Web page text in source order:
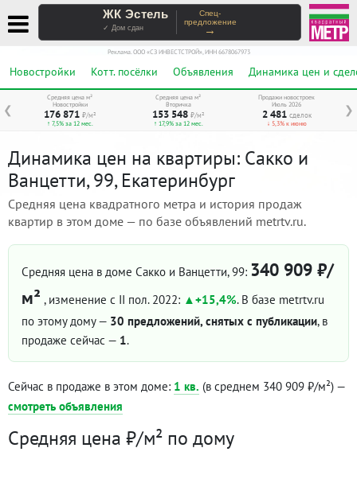
ЖК Эстель
✓ Дом сдан
Спец-
предложение
→
Реклама. ООО «СЗ ИНВЕСТСТРОЙ», ИНН 6678067973
Новостройки Котт. посёлки Объявления Динамика цен и
❮ ❯
Средняя цена м²
Новостройки
176 871 ₽/м²
↑ 7,5% за 12 мес.
Средняя цена м²
Вторичка
153 548 ₽/м²
↑ 17,9% за 12 мес.
Продажи новостроек
Июль 2026
2 481 сделок
↓ 5,3% к июню
Динамика цен на квартиры: Сакко и
Ванцетти, 99, Екатеринбург
Средняя цена квадратного метра и история продаж
квартир в этом доме — по базе объявлений metrtv.ru.
Средняя цена в доме Сакко и Ванцетти, 99: 340 909 ₽/
м² , изменение с II пол. 2022: +15,4%. В базе metrtv.ru
по этому дому — 30 предложений, снятых с публикации, в
продаже сейчас — 1.
Сейчас в продаже в этом доме: 1 кв. (в среднем 340 909 ₽/м²) —
смотреть объявления
Средняя цена ₽/м² по дому